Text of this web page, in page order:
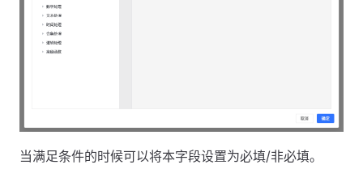
当满足条件的时候可以将本字段设置为必填/非必填。